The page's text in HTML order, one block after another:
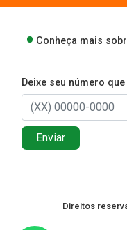
Conheça mais
Deixe seu número
Enviar
Direitos